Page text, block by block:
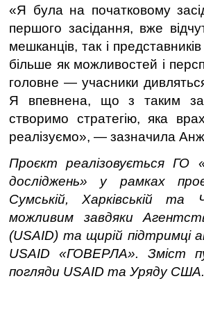
«Я була на початковому
першого засідання, вже
мешканців, так і
більше як можливостей і
головне — учасники
Я впевнена, що з таким
створимо стратегію, яка
реалізуємо», — зазначила
Проєкт реалізовується ГО
досліджень» у рамках
Сумській, Харківській та
можливим завдяки
(USAID) та щирій підтримці
USAID «ГОВЕРЛА». Зміст
погляди USAID та Уряду США.